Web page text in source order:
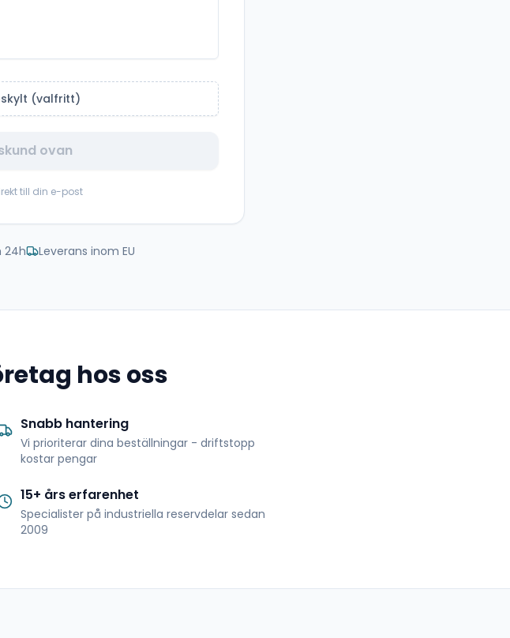
(valfritt)
ovan
till din e-post
24h Leverans inom EU
hos oss
Snabb hantering
Vi prioriterar dina beställningar - driftstopp
kostar pengar
15+ års erfarenhet
Specialister på industriella reservdelar sedan
2009